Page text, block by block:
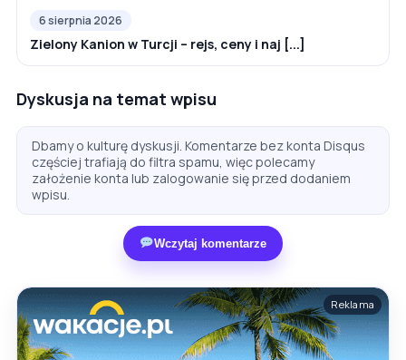
6 sierpnia 2026
Zielony Kanion w Turcji – rejs, ceny i naj [...]
Dyskusja na temat wpisu
Dbamy o kulturę dyskusji. Komentarze bez konta Disqus
częściej trafiają do filtra spamu, więc polecamy
założenie konta lub zalogowanie się przed dodaniem
wpisu.
Wczytaj komentarze
Reklama